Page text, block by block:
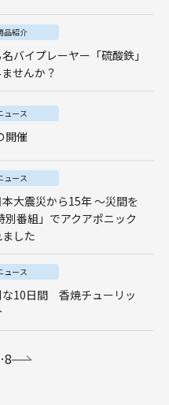
品紹介
バイプレーヤー「硫酸鉄」
せんか？
ュース
開催
ュース
大震災から15年 〜災間を
別番組」でアクアポニック
した
ュース
な10日間 香焼チューリッ
8